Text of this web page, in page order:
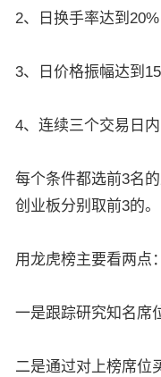
2、日换手率达到20%
3、日价格振幅达到
4、连续三个交易日
每个条件都选前3名
创业板分别取前3的。
用龙虎榜主要看两点：
一是跟踪研究知名席
二是通过对上榜席位